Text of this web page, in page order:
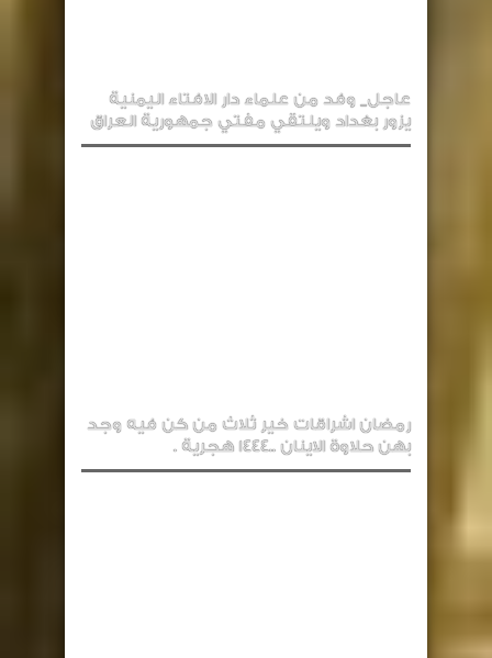
عاجل_ وفد من علماء دار الافتاء اليمنية
يزور بغداد ويلتقي مفتي جمهورية العراق
رمضان اشراقات خير ثلاث من كن فيه وجد
بهن حلاوة الاينان ..1444 هجرية .